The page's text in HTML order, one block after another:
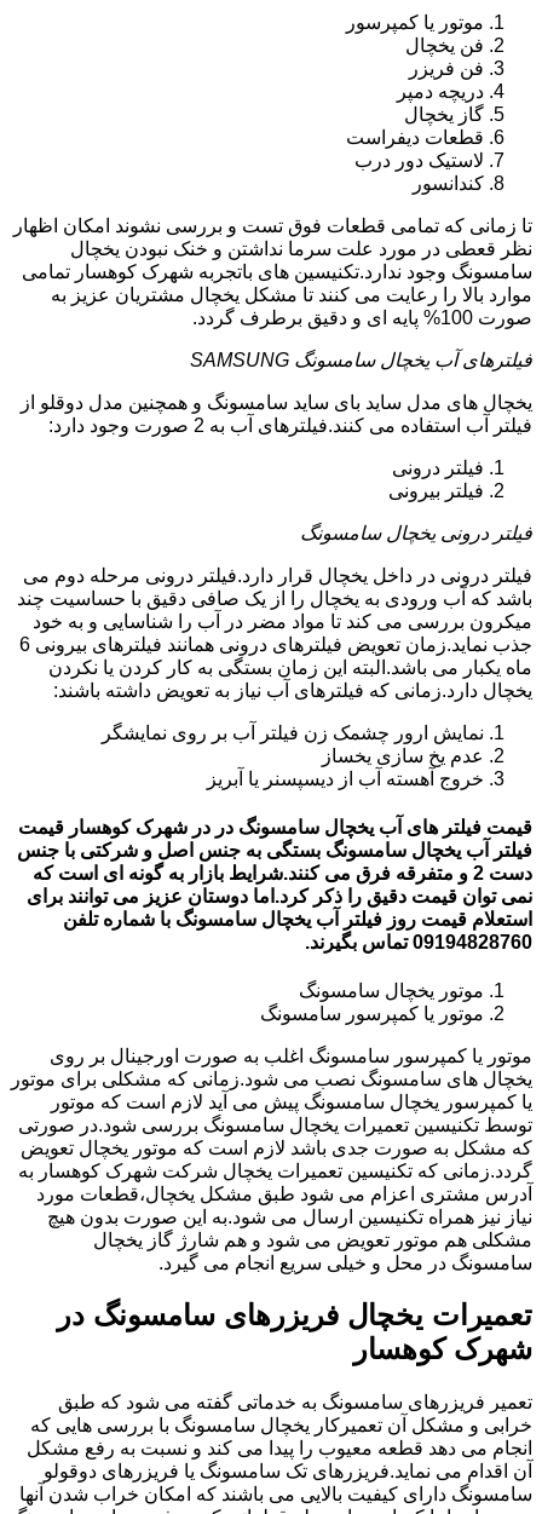
موتور یا کمپرسور
فن یخچال
فن فریزر
دریچه دمپر
گاز یخچال
قطعات دیفراست
لاستیک دور درب
کندانسور
تا زمانی که تمامی قطعات فوق تست و بررسی نشوند امکان اظهار
نظر قعطی در مورد علت سرما نداشتن و خنک نبودن یخچال
سامسونگ وجود ندارد.تکنیسین های باتجربه شهرک کوهسار تمامی
موارد بالا را رعایت می کنند تا مشکل یخچال مشتریان عزیز به
صورت 100% پایه ای و دقیق برطرف گردد.
فیلترهای آب یخچال سامسونگ SAMSUNG
یخچال های مدل ساید بای ساید سامسونگ و همچنین مدل دوقلو از
فیلتر آب استفاده می کنند.فیلترهای آب به 2 صورت وجود دارد:
فیلتر درونی
فیلتر بیرونی
فیلتر درونی یخچال سامسونگ
فیلتر درونی در داخل یخچال قرار دارد.فیلتر درونی مرحله دوم می
باشد که آب ورودی به یخچال را از یک صافی دقیق با حساسیت چند
میکرون بررسی می کند تا مواد مضر در آب را شناسایی و به خود
جذب نماید.زمان تعویض فیلترهای درونی همانند فیلترهای بیرونی 6
ماه یکبار می باشد.البته این زمان بستگی به کار کردن یا نکردن
یخچال دارد.زمانی که فیلترهای آب نیاز به تعویض داشته باشند:
نمایش ارور چشمک زن فیلتر آب بر روی نمایشگر
عدم یخ سازی یخساز
خروج آهسته آب از دیسپسنر یا آبریز
قیمت فیلتر های آب یخچال سامسونگ در در شهرک کوهسار قیمت
فیلتر آب یخچال سامسونگ بستگی به جنس اصل و شرکتی با جنس
دست 2 و متفرقه فرق می کنند.شرایط بازار به گونه ای است که
نمی توان قیمت دقیق را ذکر کرد.اما دوستان عزیز می توانند برای
استعلام قیمت روز فیلتر آب یخچال سامسونگ با شماره تلفن
09194828760 تماس بگیرند.
موتور یخچال سامسونگ
موتور یا کمپرسور سامسونگ
موتور یا کمپرسور سامسونگ اغلب به صورت اورجینال بر روی
یخچال های سامسونگ نصب می شود.زمانی که مشکلی برای موتور
یا کمپرسور یخچال سامسونگ پیش می آید لازم است که موتور
توسط تکنیسین تعمیرات یخچال سامسونگ بررسی شود.در صورتی
که مشکل به صورت جدی باشد لازم است که موتور یخچال تعویض
گردد.زمانی که تکنیسین تعمیرات یخچال شرکت شهرک کوهسار به
آدرس مشتری اعزام می شود طبق مشکل یخچال،قطعات مورد
نیاز نیز همراه تکنیسین ارسال می شود.به این صورت بدون هیچ
مشکلی هم موتور تعویض می شود و هم شارژ گاز یخچال
سامسونگ در محل و خیلی سریع انجام می گیرد.
تعمیرات یخچال فریزرهای سامسونگ در
شهرک کوهسار
تعمیر فریزرهای سامسونگ به خدماتی گفته می شود که طبق
خرابی و مشکل آن تعمیرکار یخچال سامسونگ با بررسی هایی که
انجام می دهد قطعه معیوب را پیدا می کند و نسبت به رفع مشکل
آن اقدام می نماید.فریزرهای تک سامسونگ یا فریزرهای دوقولو
سامسونگ دارای کیفیت بالایی می باشند که امکان خراب شدن آنها